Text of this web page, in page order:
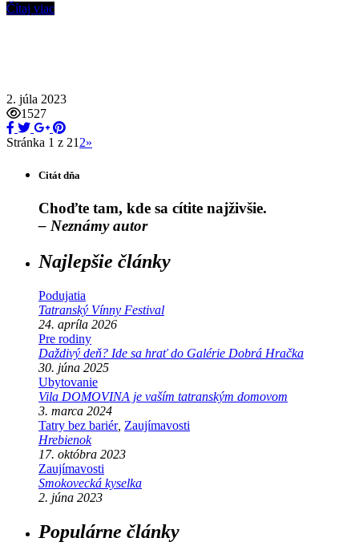
Čítaj viac
2. júla 2023
1527
Stránka 1 z 21 2»
Citát dňa
Choďte tam, kde sa cítite najživšie.
– Neznámy autor
Najlepšie články
Podujatia
Tatranský Vínny Festival
24. apríla 2026
Pre rodiny
Daždivý deň? Ide sa hrať do Galérie Dobrá Hračka
30. júna 2025
Ubytovanie
Vila DOMOVINA je vaším tatranským domovom
3. marca 2024
Tatry bez bariér, Zaujímavosti
Hrebienok
17. októbra 2023
Zaujímavosti
Smokovecká kyselka
2. júna 2023
Populárne články